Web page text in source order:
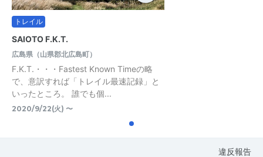
トレイル
SAIOTO F.K.T.
広島県（山県郡北広島町）
F.K.T.・・・Fastest Known Timeの略
で、意訳すれば「トレイル最速記録」と
いったところ。 誰でも個...
2020/9/22(火) 〜
違反報告